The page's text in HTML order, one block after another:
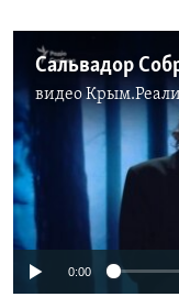
видео
No
0:00